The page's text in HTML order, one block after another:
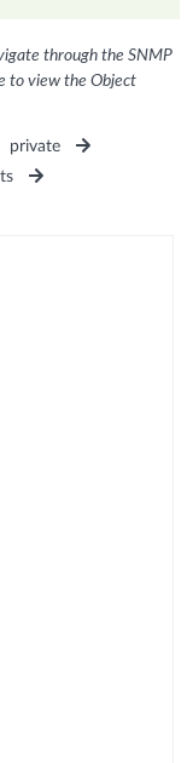
through the SNMP
to view the Object
private